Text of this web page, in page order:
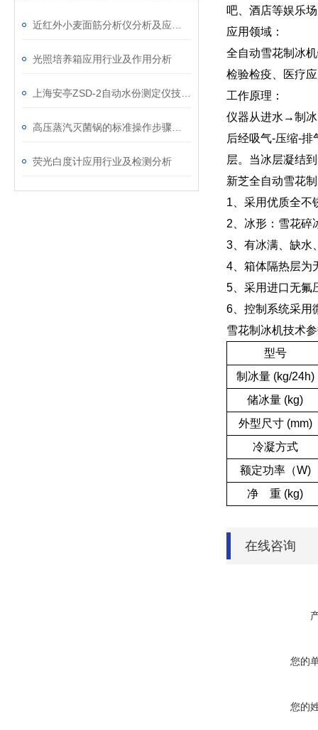
光照培养箱应用行业及作用分析
荧光白度计应用行业及检测分析
吧、酒店等娱乐
应用领域：
全自动雪花制冰
检验检疫、医疗
工作原理：
仪器从进水→制
后经吸气-压缩-
层。当冰层凝结
新芝全自动雪花
1、采用优质全不
2、冰形：雪花碎
3、有冰满、缺水
4、箱体隔热层为
5、采用进口无氟
6、控制系统采用
雪花制冰机技术
型号
制冰量 (kg/24h)
储冰量 (kg)
外型尺寸 (mm)
冷凝方式
额定功率（W)
净 重 (kg)
在线咨询
您的
您的